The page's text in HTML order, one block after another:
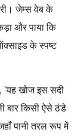
जेम्स वेब के
और पाया कि
के स्पष्ट
'यह खोज इस सदी
बार किसी ऐसे ठंडे
पानी तरल रूप में